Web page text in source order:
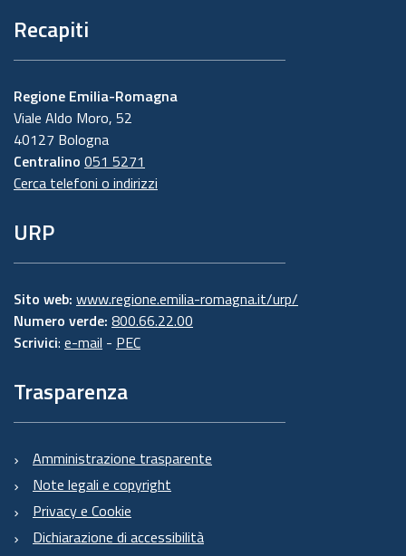
Recapiti
Regione Emilia-Romagna
Viale Aldo Moro, 52
40127 Bologna
Centralino 051 5271
Cerca telefoni o indirizzi
URP
Sito web: www.regione.emilia-romagna.it/urp/
Numero verde: 800.66.22.00
Scrivici: e-mail - PEC
Trasparenza
Amministrazione trasparente
Note legali e copyright
Privacy e Cookie
Dichiarazione di accessibilità